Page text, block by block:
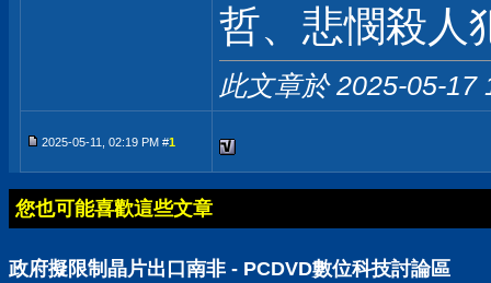
哲、悲憫殺人
此文章於 2025-05-17
2025-05-11, 02:19 PM #1
您也可能喜歡這些文章
政府擬限制晶片出口南非 - PCDVD數位科技討論區